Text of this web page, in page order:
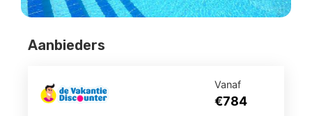
Aanbieders
Vanaf
€784